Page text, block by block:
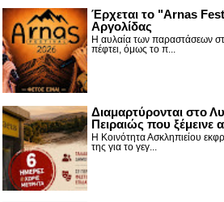
Έρχεται το "Arnas
Αργολίδας
Η αυλαία των παραστάσεων
πέφτει, όμως το π...
Διαμαρτύρονται στο
Πειραιώς που ξέμεινε
Η Κοινότητα Ασκληπιείου
της για το γεγ...